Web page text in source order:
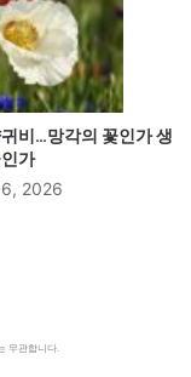
비…망각의 꽃인가 생
가
2026
무관합니다.